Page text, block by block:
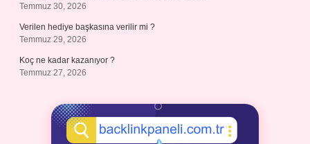
Temmuz 30, 2026
Verilen hediye başkasına verilir mi ?
Temmuz 29, 2026
Koç ne kadar kazanıyor ?
Temmuz 27, 2026